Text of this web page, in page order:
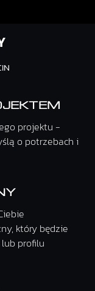
projektu -
o potrzebach i
który będzie
profilu